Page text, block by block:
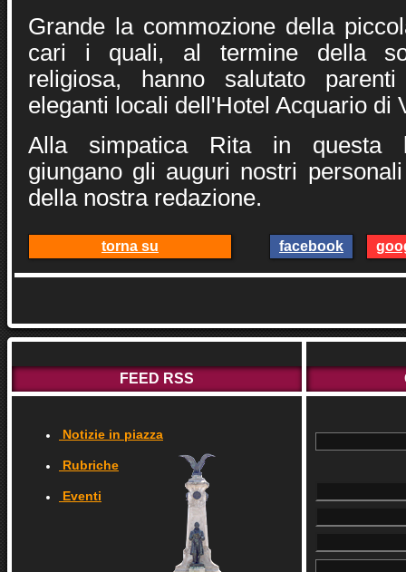
Grande la commozione della
cari i quali, al termine della
religiosa, hanno salutato
eleganti locali dell'Hotel Acquario di
Alla simpatica Rita in questa
giungano gli auguri nostri
della nostra redazione.
torna su facebook
FEED RSS
Notizie in piazza
Rubriche
Eventi